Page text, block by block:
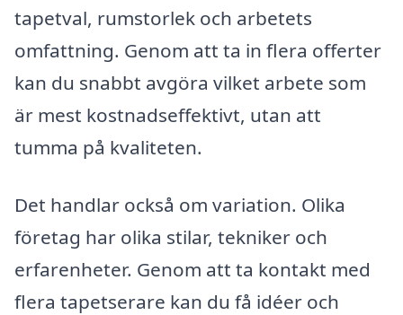
tapetval, rumstorlek och arbetets
omfattning. Genom att ta in flera offerter
kan du snabbt avgöra vilket arbete som
är mest kostnadseffektivt, utan att
tumma på kvaliteten.
Det handlar också om variation. Olika
företag har olika stilar, tekniker och
erfarenheter. Genom att ta kontakt med
flera tapetserare kan du få idéer och